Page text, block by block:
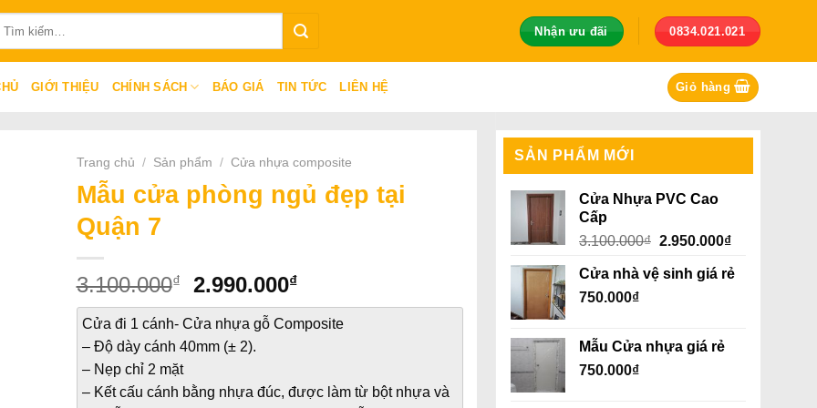
kiếm:
Nhận ưu đãi 0834.021.021
GIỚI THIỆU CHÍNH SÁCH BÁO GIÁ TIN TỨC LIÊN HỆ Giỏ hàng
SẢN PHẨM MỚI
Cửa Nhựa PVC Cao
Cấp
3.100.000₫ Giá
là:
2.950.000₫Giá
tại
Cửa nhà vệ sinh giá rẻ
750.000₫
Mẫu Cửa nhựa giá rẻ
750.000₫
Trang chủ / Sản phẩm / Cửa nhựa composite
Mẫu cửa phòng ngủ đẹp tại
Quận 7
3.100.000₫
Giá
gốc
là:
3.100.000₫.
2.990.000₫Giá
hiện
tại
Cửa đi 1 cánh- Cửa nhựa gỗ Composite
– Độ dày cánh 40mm (± 2).
– Nẹp chỉ 2 mặt
– Kết cấu cánh bằng nhựa đúc, được làm từ bột nhựa và